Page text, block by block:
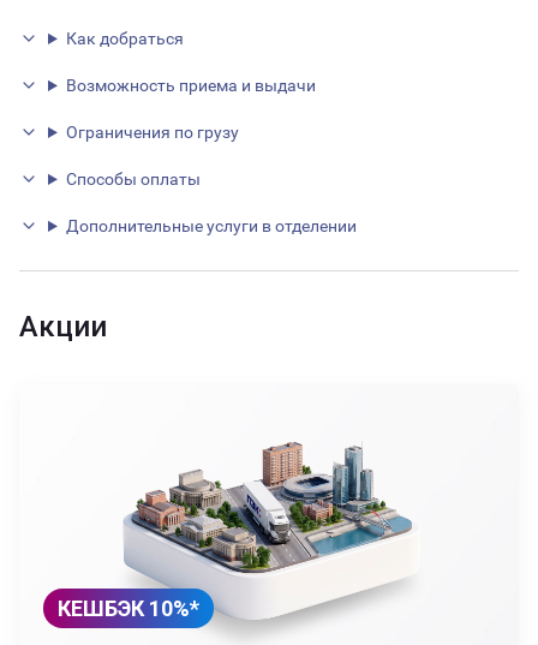
Как добраться
Возможность приема и выдачи
Ограничения по грузу
Способы оплаты
Дополнительные услуги в отделении
Акции
КЕШБЭК 10%*